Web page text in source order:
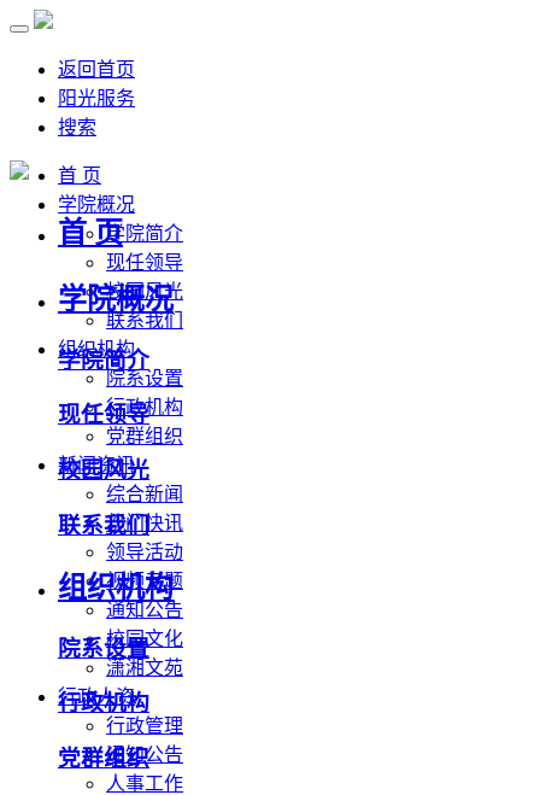
返回首页
阳光服务
搜索
首 页
学院概况
学院简介
现任领导
校园风光
联系我们
组织机构
院系设置
行政机构
党群组织
新闻资讯
综合新闻
部门快讯
领导活动
视频专题
通知公告
校园文化
潇湘文苑
行政人资
行政管理
通知公告
人事工作
首 页
学院概况
学院简介
现任领导
校园风光
联系我们
组织机构
院系设置
行政机构
党群组织